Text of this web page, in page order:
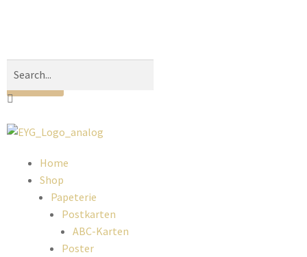
0,00€
0
Home
Shop
Papeterie
Postkarten
ABC-Karten
Poster